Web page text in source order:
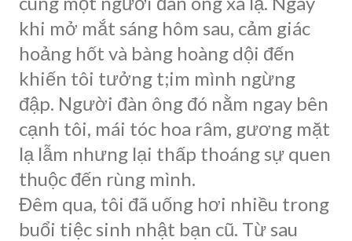
khi mở mắt sáng hôm sau, cảm giác
hoảng hốt và bàng hoàng dội đến
khiến tôi tưởng t;im mình ngừng
đập. Người đàn ông đó nằm ngay bên
cạnh tôi, mái tóc hoa râm, gương mặt
lạ lẫm nhưng lại thấp thoáng sự quen
thuộc đến rùng mình.
Đêm qua, tôi đã uống hơi nhiều trong
buổi tiệc sinh nhật bạn cũ. Từ sau